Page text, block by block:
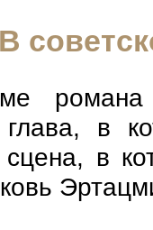
В
романа
в
в